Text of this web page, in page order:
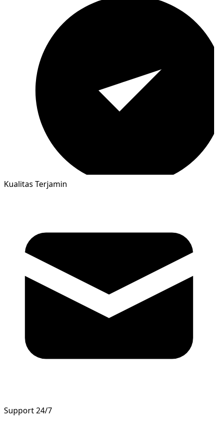
Kualitas Terjamin
Support 24/7